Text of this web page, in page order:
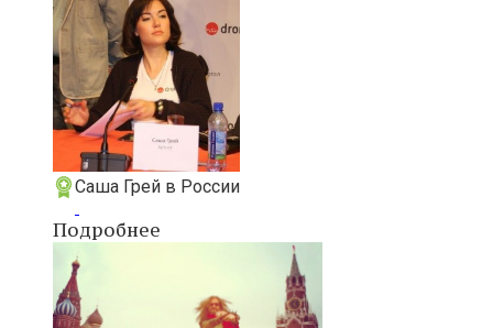
Саша Грей в России
Подробнее